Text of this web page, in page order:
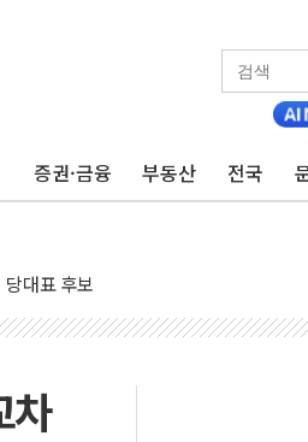
증권·금융 부동산 전국
선 송영길·정청래·김민석 당대표 후보
·인천 경선서 정청래에 승리
인천 경선 결과 발표...김민석 47.75% 정
경선 결과 발표...김민석 45.09% 정청
융일정(8.10~8.14)
략 만지작…공습 한계·탄약 부족 현실화
차